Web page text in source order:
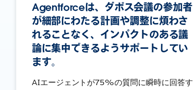
Agentforceは、ダボス会議の参加者
が細部にわたる計画や調整に煩わさ
れることなく、インパクトのある議
論に集中できるようサポートしてい
ます。
AIエージェントが75%の質問に瞬時に回答す